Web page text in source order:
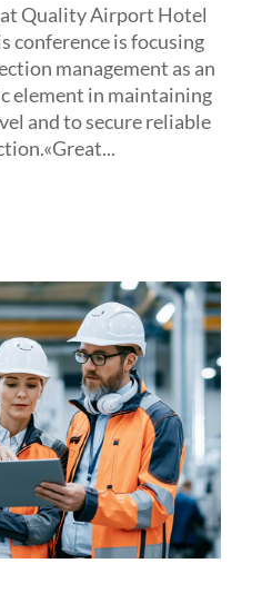
Quality Airport Hotel
conference is focusing
management as an
element in maintaining
and to secure reliable